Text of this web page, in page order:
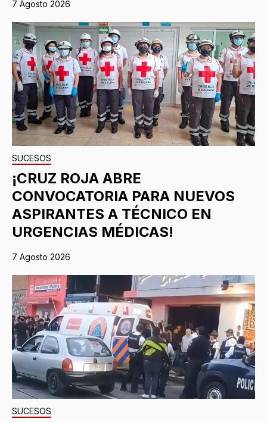
7 Agosto 2026
SUCESOS
¡CRUZ ROJA ABRE
CONVOCATORIA PARA NUEVOS
ASPIRANTES A TÉCNICO EN
URGENCIAS MÉDICAS!
7 Agosto 2026
SUCESOS